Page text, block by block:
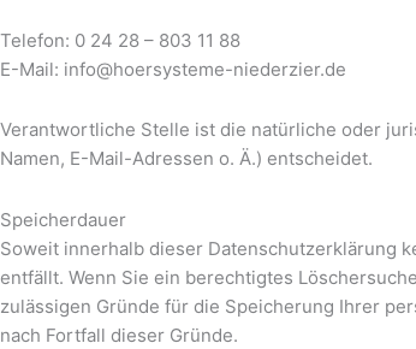
Telefon: 0 24 28 – 803 11 88
E-Mail: info@hoersysteme-niederzier.de
Verantwortliche Stelle ist die natürliche oder
Namen, E-Mail-Adressen o. Ä.) entscheidet.
Speicherdauer
Soweit innerhalb dieser Datenschutzerklärung
entfällt. Wenn Sie ein berechtigtes
zulässigen Gründe für die Speicherung Ihrer
nach Fortfall dieser Gründe.